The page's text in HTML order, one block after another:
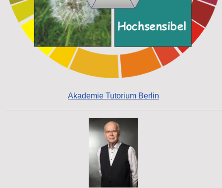
Akademie Tutorium Berlin